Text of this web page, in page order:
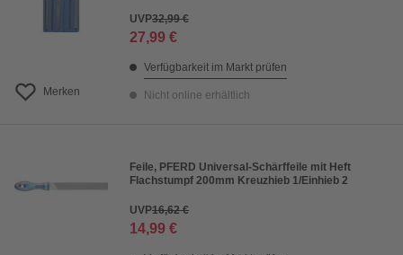
Merken
UVP32,99 €
27,99 €
Verfügbarkeit im Markt prüfen
Nicht online erhältlich
Feile, PFERD Universal-Schärffeile mit Heft
Flachstumpf 200mm Kreuzhieb 1/Einhieb 2
UVP16,62 €
14,99 €